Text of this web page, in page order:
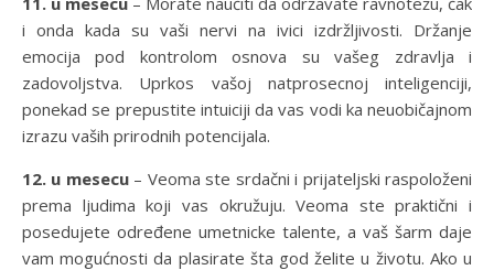
i onda kada su vaši nervi na ivici izdržljivosti. Držanje
emocija pod kontrolom osnova su vašeg zdravlja i
zadovoljstva. Uprkos vašoj natprosecnoj inteligenciji,
ponekad se prepustite intuiciji da vas vodi ka neuobičajnom
izrazu vaših prirodnih potencijala.
12. u mesecu – Veoma ste srdačni i prijateljski raspoloženi
prema ljudima koji vas okružuju. Veoma ste praktični i
posedujete određene umetnicke talente, a vaš šarm daje
vam mogućnosti da plasirate šta god želite u životu. Ako u